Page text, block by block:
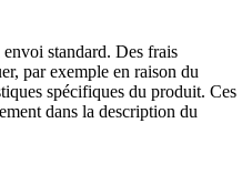
standard. Des frais
par exemple en raison du
spécifiques du produit. Ces
dans la description du